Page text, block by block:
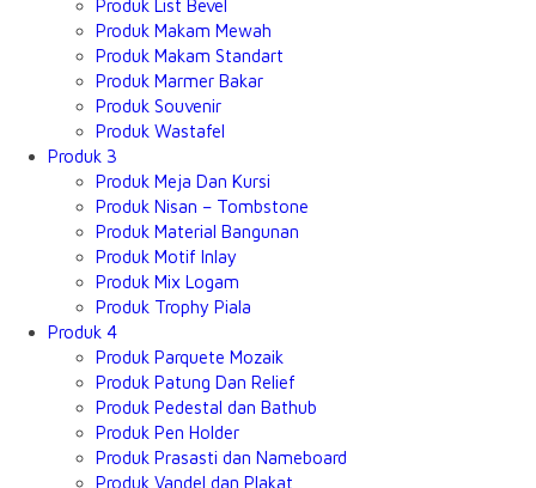
Produk List Bevel
Produk Makam Mewah
Produk Makam Standart
Produk Marmer Bakar
Produk Souvenir
Produk Wastafel
Produk 3
Produk Meja Dan Kursi
Produk Nisan – Tombstone
Produk Material Bangunan
Produk Motif Inlay
Produk Mix Logam
Produk Trophy Piala
Produk 4
Produk Parquete Mozaik
Produk Patung Dan Relief
Produk Pedestal dan Bathub
Produk Pen Holder
Produk Prasasti dan Nameboard
Produk Vandel dan Plakat